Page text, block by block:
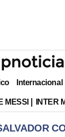
Internacional
MESSI INTER